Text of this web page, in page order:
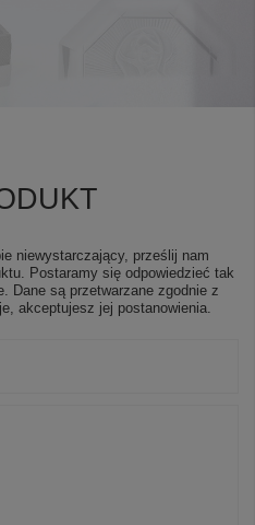
niewystarczający, prześlij nam
Postaramy się odpowiedzieć tak
Dane są przetwarzane zgodnie z
je, akceptujesz jej postanowienia.